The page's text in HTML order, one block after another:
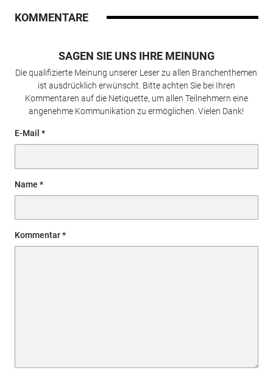
KOMMENTARE
SAGEN SIE UNS IHRE MEINUNG
Die qualifizierte Meinung unserer Leser zu allen Branchenthemen
ist ausdrücklich erwünscht. Bitte achten Sie bei Ihren
Kommentaren auf die Netiquette, um allen Teilnehmern eine
angenehme Kommunikation zu ermöglichen. Vielen Dank!
E-Mail
Name
Kommentar